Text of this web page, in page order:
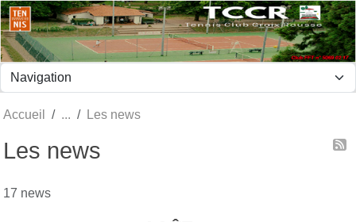
Accueil Les news
Les news
17 news
Panneau de gestion des cookies